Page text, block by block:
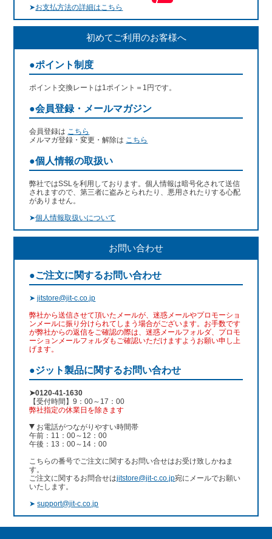
➤お支払方法の詳細はこちら
初めてご利用のお客様へ
●ポイント制度
ポイント交換レートは1ポイント＝1円です。
●会員登録・メールマガジン
会員登録は こちら
メルマガ登録・変更・解除は こちら
●個人情報の取扱い
弊社ではSSLを利用しております。個人情報は暗号化されて送信
されますので、第三者に盗みとられたり、悪用されたりする心配
がありません。
➤個人情報取扱いについて
お問い合わせ
●ご注文に関するお問い合わせ
➤jitstore@jit-c.co.jp
弊社から送信させて頂いたメールが、迷惑メールやプロモーショ
ンメールに振り分けられてしまう場合がございます。お手数です
が弊社からの返信をご確認の際は、迷惑メールフォルダ、プロモ
ーションメールフォルダもご確認いただけますようお願い申し上
げます。
●ジット製品に関するお問い合わせ
➤0120-41-1630
【受付時間】9：00～17：00
弊社指定の休業日を除きます
お電話がつながりやすい時間帯
午前：11：00～12：00
午後：13：00～14：00
こちらの番号でご注文に関するお問い合せはお受け致しかねま
す。
ご注文に関するお問合せはjitstore@jit-c.co.jp宛にメールでお願い
いたします。
➤support@jit-c.co.jp